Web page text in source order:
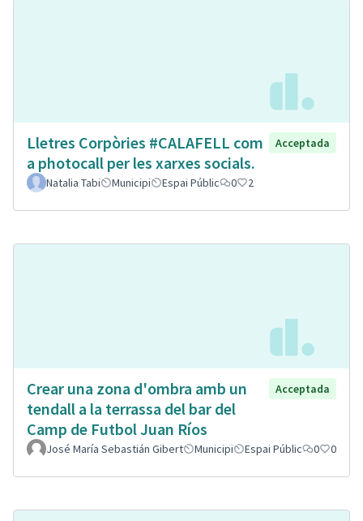
Lletres Corpòries #CALAFELL com
a photocall per les xarxes socials.
Acceptada
Natalia Tabi Municipi Espai Públic 0 2
Crear una zona d'ombra amb un
tendall a la terrassa del bar del
Camp de Futbol Juan Ríos
Acceptada
José María Sebastián Gibert Municipi Espai Públic 0 0